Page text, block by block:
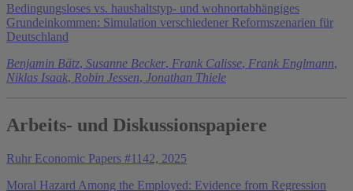
Bedingungsloses vs. haushaltstyp- und wohnortabhängiges
Grundeinkommen: Simulation verschiedener Reformszenarien für
Deutschland
Benjamin Bätz, Susanne Becker, Frank Calisse, Frank Englmann,
Niklas Isaak, Robin Jessen, Jonathan Thiele
Arbeits- und Diskussionspapiere
Ruhr Economic Papers #1142, 2025
Moral Hazard Among the Employed: Evidence from Regression